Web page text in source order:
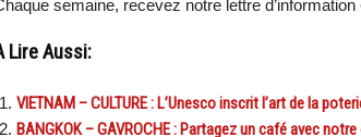
semaine, recevez notre lettre d’information
Lire Aussi:
VIETNAM – CULTURE : L’Unesco inscrit l’art de la
BANGKOK – GAVROCHE : Partagez un café avec